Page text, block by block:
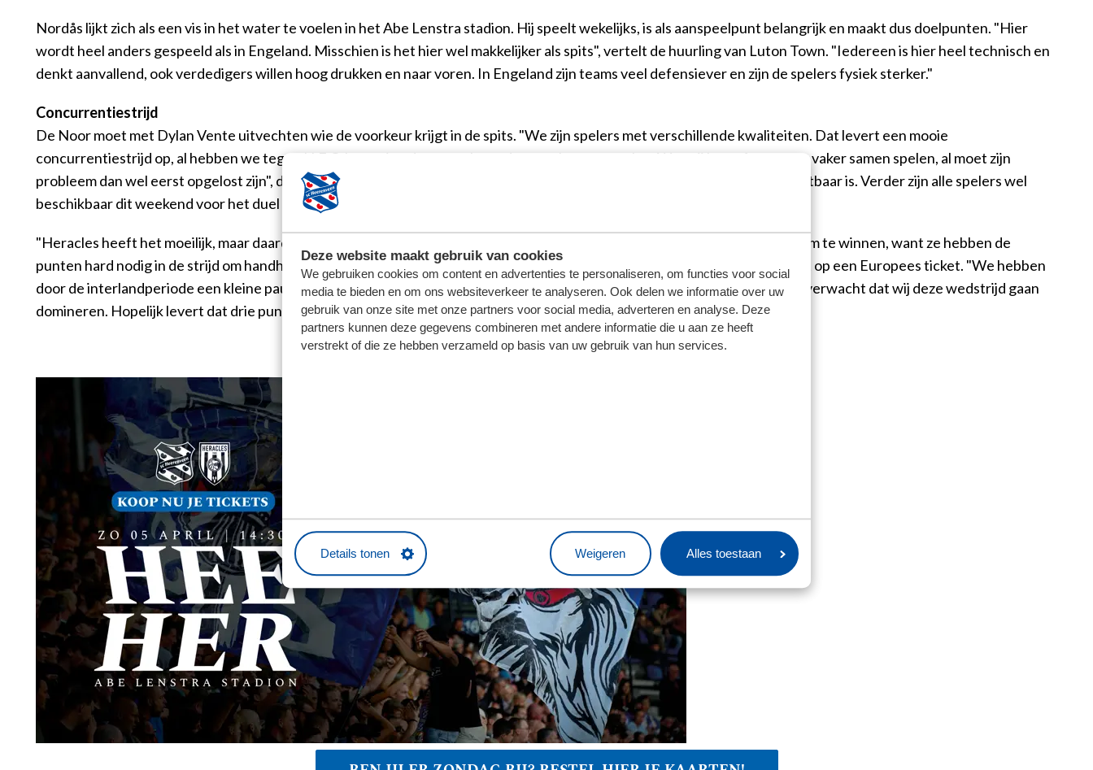
Deze website maakt gebruik van cookies
We gebruiken cookies om content en advertenties te personaliseren, om functies voor social
media te bieden en om ons websiteverkeer te analyseren. Ook delen we informatie over uw
gebruik van onze site met onze partners voor social media, adverteren en analyse. Deze
partners kunnen deze gegevens combineren met andere informatie die u aan ze heeft
verstrekt of die ze hebben verzameld op basis van uw gebruik van hun services.
Details tonen Weigeren Alles toestaan
Nordås lijkt zich als een vis in het water te voelen in het Abe Lenstra stadion. Hij speelt wekelijks, is als aanspeelpunt belangrijk en maakt dus doelpunten. "Hier
wordt heel anders gespeeld als in Engeland. Misschien is het hier wel makkelijker als spits", vertelt de huurling van Luton Town. "Iedereen is hier heel technisch en
denkt aanvallend, ook verdedigers willen hoog drukken en naar voren. In Engeland zijn teams veel defensiever en zijn de spelers fysiek sterker."
Concurrentiestrijd
De Noor moet met Dylan Vente uitvechten wie de voorkeur krijgt in de spits. "We zijn spelers met verschillende kwaliteiten. Dat levert een mooie
concurrentiestrijd op, al hebben we tegen N.E.C. laten zien dat we ook goed samen kunnen spelen. Wat mij betreft gaan we vaker samen spelen, al moet zijn
probleem dan wel eerst opgelost zijn", doelt de aanvaller op de paspoortgate, waardoor zijn concullega momenteel niet inzetbaar is. Verder zijn alle spelers wel
beschikbaar dit weekend voor het duel met Heracles, dat laatste staat op de ranglijst.
"Heracles heeft het moeilijk, maar daardoor kan het wel een lastige wedstrijd voor ons worden. Zij zullen er alles aan doen om te winnen, want ze hebben de
punten hard nodig in de strijd om handhaving. Het gaat dus niet makkelijk worden", weet Nordås, die met zijn ploeg zelf jaagt op een Europees ticket. "We hebben
door de interlandperiode een kleine pauze gehad, maar hopelijk kunnen we ons gebruikelijke niveau meteen weer halen. Ik verwacht dat wij deze wedstrijd gaan
domineren. Hopelijk levert dat drie punten op."